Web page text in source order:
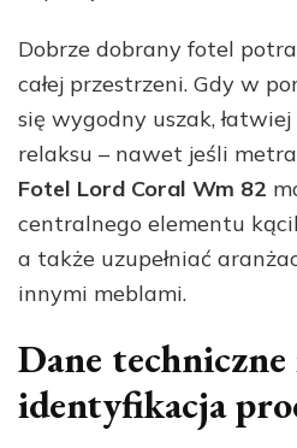
Dobrze dobrany fotel
całej przestrzeni. Gdy w
się wygodny uszak,
relaksu – nawet jeśli
Fotel Lord Coral Wm 82
centralnego elementu
a także uzupełniać
innymi meblami.
Dane
identyfikacja